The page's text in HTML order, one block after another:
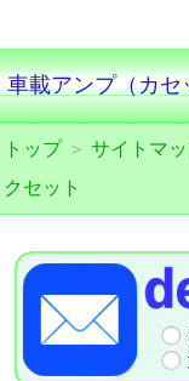
車載アンプ（カ
トップ＞ サイトマ
クセット